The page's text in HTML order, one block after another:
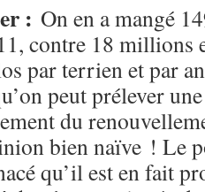
: On en a mangé
contre 18 millions
par terrien et par
peut prélever
du
bien naïve ! Le
qu’il est en fait